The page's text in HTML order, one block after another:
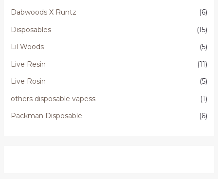
Dabwoods X Runtz
(6)
Disposables
(15)
Lil Woods
(5)
Live Resin
(11)
Live Rosin
(5)
others disposable vapess
(1)
Packman Disposable
(6)